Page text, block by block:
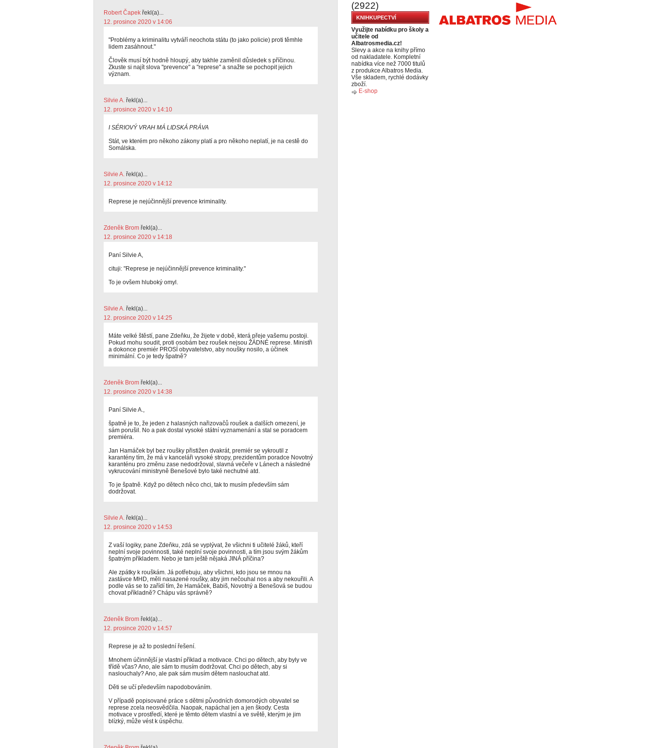
Robert Čapek řekl(a)...
12. prosince 2020 v 14:06
"Problémy a kriminalitu vytváří neochota státu (to jako policie) proti těmhle
lidem zasáhnout."
Člověk musí být hodně hloupý, aby takhle zaměnil důsledek s příčinou.
Zkuste si najít slova "prevence" a "represe" a snažte se pochopit jejich
význam.
Silvie A. řekl(a)...
12. prosince 2020 v 14:10
I SÉRIOVÝ VRAH MÁ LIDSKÁ PRÁVA
Stát, ve kterém pro někoho zákony platí a pro někoho neplatí, je na cestě do
Somálska.
Silvie A. řekl(a)...
12. prosince 2020 v 14:12
Represe je nejúčinnější prevence kriminality.
Zdeněk Brom řekl(a)...
12. prosince 2020 v 14:18
Paní Silvie A,
cituji: "Represe je nejúčinnější prevence kriminality."
To je ovšem hluboký omyl.
Silvie A. řekl(a)...
12. prosince 2020 v 14:25
Máte velké štěstí, pane Zdeňku, že žijete v době, která přeje vašemu postoji.
Pokud mohu soudit, proti osobám bez roušek nejsou ŽÁDNÉ represe. Ministři
a dokonce premiér PROSÍ obyvatelstvo, aby noušky nosilo, a účinek
minimální. Co je tedy špatně?
Zdeněk Brom řekl(a)...
12. prosince 2020 v 14:38
Paní Silvie A.,
špatně je to, že jeden z halasných nařizovačů roušek a dalších omezení, je
sám porušil. No a pak dostal vysoké státní vyznamenání a stal se poradcem
premiéra.
Jan Hamáček byl bez roušky přistižen dvakrát, premiér se vykroutil z
karantény tím, že má v kanceláři vysoké stropy, prezidentům poradce Novotný
karanténu pro změnu zase nedodržoval, slavná večeře v Lánech a následné
vykrucování ministryně Benešové bylo také nechutné atd.
To je špatně. Když po dětech něco chci, tak to musím především sám
dodržovat.
Silvie A. řekl(a)...
12. prosince 2020 v 14:53
Z vaší logiky, pane Zdeňku, zdá se vyplývat, že všichni ti učitelé žáků, kteří
neplní svoje povinnosti, také neplní svoje povinnosti, a tím jsou svým žákům
špatným příkladem. Nebo je tam ještě nějaká JINÁ příčina?
Ale zpátky k rouškám. Já potřebuju, aby všichni, kdo jsou se mnou na
zastávce MHD, měli nasazené roušky, aby jim nečouhal nos a aby nekouřili. A
podle vás se to zařídí tím, že Hamáček, Babiš, Novotný a Benešová se budou
chovat příkladně? Chápu vás správně?
Zdeněk Brom řekl(a)...
12. prosince 2020 v 14:57
Represe je až to poslední řešení.
Mnohem účinnější je vlastní příklad a motivace. Chci po dětech, aby byly ve
třídě včas? Ano, ale sám to musím dodržovat. Chci po dětech, aby si
naslouchaly? Ano, ale pak sám musím dětem naslouchat atd.
Děti se učí především napodobováním.
V případě popisované práce s dětmi původních domorodých obyvatel se
represe zcela neosvědčila. Naopak, napáchal jen a jen škody. Cesta
motivace v prostředí, které je těmto dětem vlastní a ve světě, kterým je jim
blízký, může vést k úspěchu.
(2922)
KNIHKUPECTVÍ
Využijte nabídku pro školy a
učitele od
Albatrosmedia.cz!
Slevy a akce na knihy přímo
od nakladatele. Kompletní
nabídka více než 7000 titulů
z produkce Albatros Media.
Vše skladem, rychlé dodávky
zboží.
E-shop